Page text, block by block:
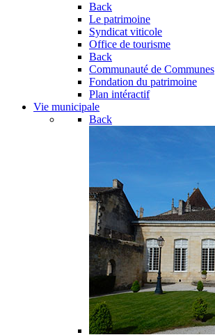
Back
Le patrimoine
Syndicat viticole
Office de tourisme
Back
Communauté de Communes
Fondation du patrimoine
Plan intéractif
Vie municipale
Back